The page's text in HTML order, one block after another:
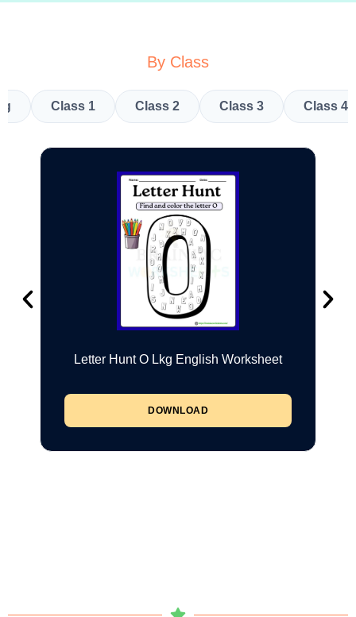
By Class
Class 1 Class 2 Class 3 Class 4
Letter Hunt O Lkg English Worksheet
DOWNLOAD